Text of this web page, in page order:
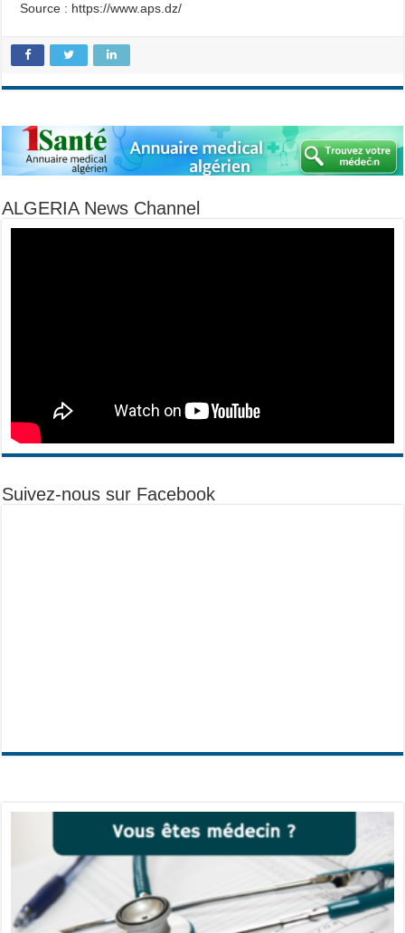
Source : https://www.aps.dz/
ALGERIA News Channel
Suivez-nous sur Facebook